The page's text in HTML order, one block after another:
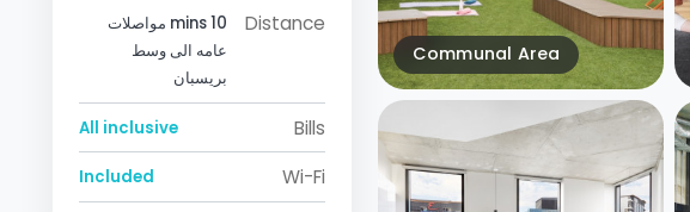
Communal Area
Distance
10 mins مواصلات
عامه الى وسط
بريسبان
Bills
All inclusive
Wi-Fi
Included